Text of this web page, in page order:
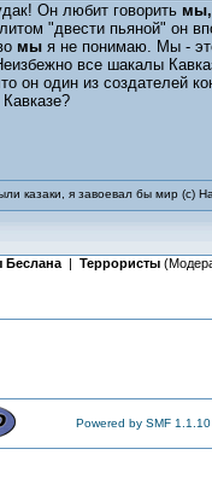
Он любит говорить мы,
"двести пьяной" он
мыя не понимаю. Мы -
все шакалы
он один из создателей
казаки, я завоевал бы мир (с)
| Террористы
Powered by SMF 1.1.10